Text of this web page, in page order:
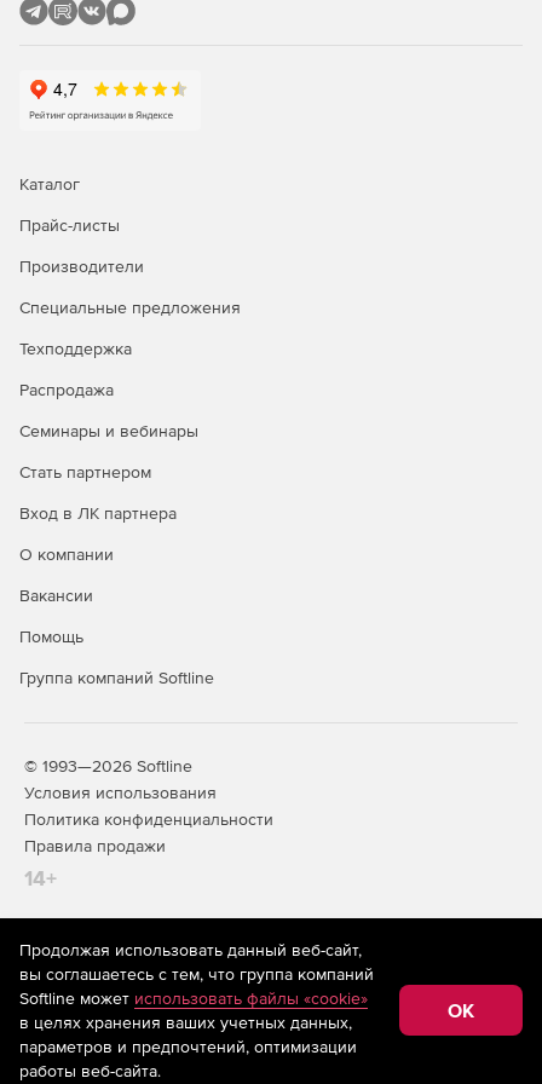
нагрузки на ИТ-администраторов и технических
специалистов службы поддержки.
Делегирование службы поддержки на основе ролей
Надо выбрать любую комбинацию задач управления,
и назначить их сотрудникам службы поддержки, HR и
администраторами.
Резервное копирование и аварийное восстановление
восстановление объектов AD, почтовых ящиков
Online, папок OneDrive для бизнеса и т. д.
Восстановление на уровне элементов или атрибутов и
инкрементным резервным копиям.
Каталог
Прайс-листы
Производители
Специальные предложения
Техподдержка
Распродажа
Семинары и вебинары
Стать партнером
Вход в ЛК партнера
О компании
Вакансии
Помощь
Группа компаний Softline
© 1993—2026 Softline
Условия использования
Политика конфиденциальности
Правила продажи
14+
На информационном ресурсе store.softline.ru применяются
рекомендательные технологии(информационные технологии
предоставления информации на основе сбора,
систематизации и анализа сведений, относящихся к
предпочтениям пользователей сети «Интернет»,
находящихся на территории Российской Федерации)
Продолжая использовать данный веб-сайт,
вы соглашаетесь с тем, что группа компаний
Softline может использовать файлы «cookie»
в целях хранения ваших учетных данных,
параметров и предпочтений, оптимизации
работы веб-сайта.
OK